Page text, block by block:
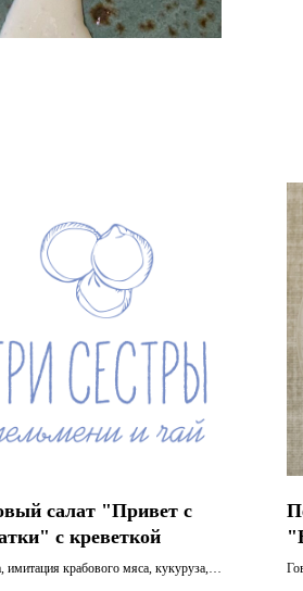
салат "Привет с
с креветкой
имитация крабового мяса, кукуруза,